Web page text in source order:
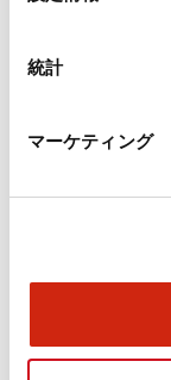
統計
マーケティング
カタログ
（日本語）
TWシリー